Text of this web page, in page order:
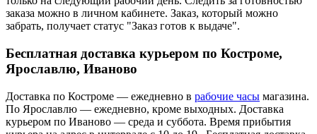
заказа можно в личном кабинете. Заказ, который можно
забрать, получает статус "Заказ готов к выдаче".
Бесплатная доставка курьером по Костроме,
Ярославлю, Иваново
Доставка по Костроме — ежедневно в рабочие часы магазина.
По Ярославлю — ежедневно, кроме выходных. Доставка
курьером по Иваново — среда и суббота. Время прибытия